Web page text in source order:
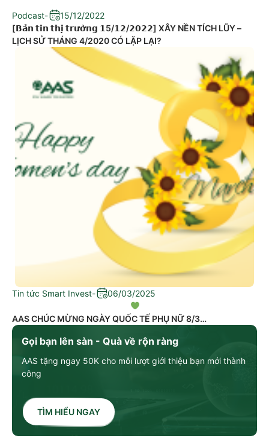
Gọi bạn lên sàn - Quà về rộn ràng
AAS tặng ngay 50K cho mỗi lượt giới thiệu bạn mới thành
công
TÌM HIỂU NGAY
Podcast-
15/12/2022
[𝗕𝗮̉𝗻 𝘁𝗶𝗻 𝘁𝗵𝗶̣ 𝘁𝗿𝘂̛𝗼̛̀𝗻𝗴 𝟭5/𝟭𝟮/𝟮𝟬𝟮𝟮] XÂY NỀN TÍCH LŨY –
LỊCH SỬ THÁNG 4/2020 CÓ LẶP LẠI?
Tin tức Smart Invest- 06/03/2025
AAS CHÚC MỪNG NGÀY QUỐC TẾ PHỤ NỮ 8/3